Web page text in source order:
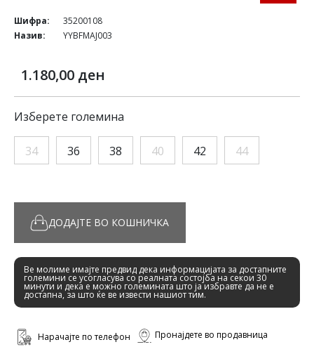
Шифра:
35200108
Назив:
YYBFMAJ003
1.180,00 ден
Изберете големина
34 36 38 40 42 44
ДОДАЈТЕ ВО КОШНИЧКА
Ве молиме имајте предвид дека информацијата за достапните
големини се усогласува со реалната состојба на секои 30
минути и дека е можно големината што ја избравте да не е
достапна, за што ќе ве извести нашиот тим.
Нарачајте по телефон Пронајдете во продавница